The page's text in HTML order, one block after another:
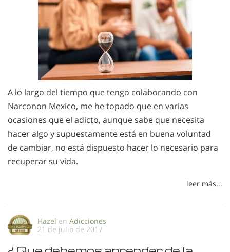
A lo largo del tiempo que tengo colaborando con
Narconon Mexico, me he topado que en varias
ocasiones que el adicto, aunque sabe que necesita
hacer algo y supuestamente está en buena voluntad
de cambiar, no está dispuesto hacer lo necesario para
recuperar su vida.
leer más...
Hazel en Adicciones
21 de julio de 2017